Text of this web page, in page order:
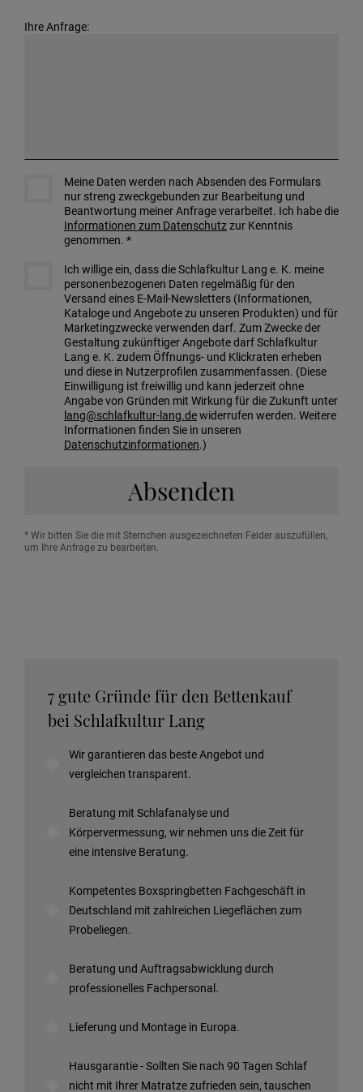
Ihre Anfrage:
Meine Daten werden nach Absenden des Formulars
nur streng zweckgebunden zur Bearbeitung und
Beantwortung meiner Anfrage verarbeitet. Ich habe die
Informationen zum Datenschutzzur Kenntnis
genommen. *
Ich willige ein, dass die Schlafkultur Lang e. K. meine
personenbezogenen Daten regelmäßig für den
Versand eines E-Mail-Newsletters (Informationen,
Kataloge und Angebote zu unseren Produkten) und für
Marketingzwecke verwenden darf. Zum Zwecke der
Gestaltung zukünftiger Angebote darf Schlafkultur
Lang e. K. zudem Öffnungs- und Klickraten erheben
und diese in Nutzerprofilen zusammenfassen. (Diese
Einwilligung ist freiwillig und kann jederzeit ohne
Angabe von Gründen mit Wirkung für die Zukunft unter
lang@schlafkultur-lang.dewiderrufen werden. Weitere
Informationen finden Sie in unseren
Datenschutzinformationen.)
Absenden
* Wir bitten Sie die mit Sternchen ausgezeichneten Felder auszufüllen,
um Ihre Anfrage zu bearbeiten.
7 gute Gründe für den Bettenkauf
bei Schlafkultur Lang
Wir garantieren das beste Angebot und
vergleichen transparent.
Beratung mit Schlafanalyse und
Körpervermessung, wir nehmen uns die Zeit für
eine intensive Beratung.
Kompetentes Boxspringbetten Fachgeschäft in
Deutschland mit zahlreichen Liegeflächen zum
Probeliegen.
Beratung und Auftragsabwicklung durch
professionelles Fachpersonal.
Lieferung und Montage in Europa.
Hausgarantie - Sollten Sie nach 90 Tagen Schlaf
nicht mit Ihrer Matratze zufrieden sein, tauschen